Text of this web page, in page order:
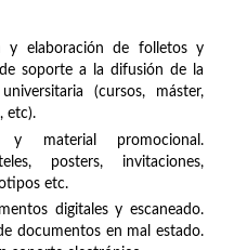
y elaboración de folletos y
soporte a la difusión de la
(cursos, máster,
etc).
y material promocional.
posters, invitaciones,
etc.
digitales y escaneado.
documentos en mal estado.